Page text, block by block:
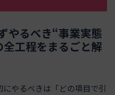
やるべき“事業実態
工程をまるごと解
やるべきは「どの項目で引